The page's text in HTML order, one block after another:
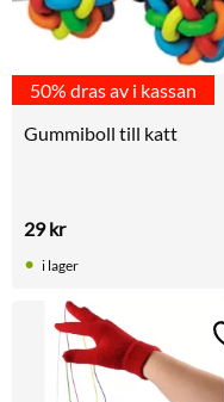
50% dras av i kassan
Gummiboll till katt
29kr
i lager